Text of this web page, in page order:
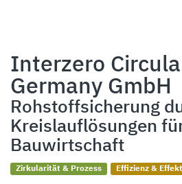
Interzero
Germany GmbH
Rohstoffsicherung
Kreislauflösungen
Bauwirtschaft
Zirkularität & Prozess Effizienz &